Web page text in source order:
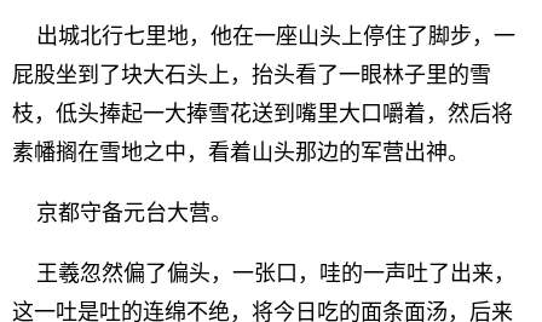
出城北行七里地，他在一座山头上停住了脚步，一
屁股坐到了块大石头上，抬头看了一眼林子里的雪
枝，低头捧起一大捧雪花送到嘴里大口嚼着，然后将
素幡搁在雪地之中，看着山头那边的军营出神。
京都守备元台大营。
王羲忽然偏了偏头，一张口，哇的一声吐了出来，
这一吐是吐的连绵不绝，将今日吃的面条面汤，后来